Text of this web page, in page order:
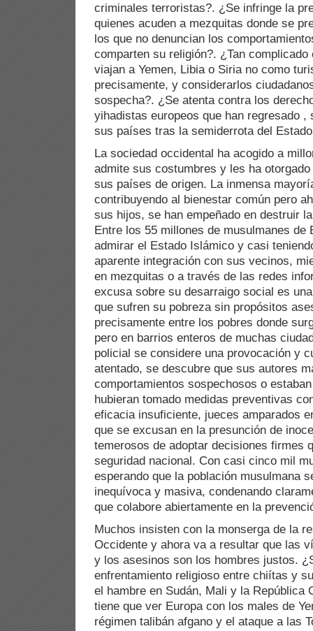
criminales terroristas?. ¿Se infringe la
quienes acuden a mezquitas donde se
los que no denuncian los
comparten su religión?. ¿Tan
viajan a Yemen, Libia o Siria no como
precisamente, y considerarlos
sospecha?. ¿Se atenta contra los
yihadistas europeos que han regresado
sus países tras la semiderrota del
La sociedad occidental ha acogido a
admite sus costumbres y les ha
sus países de origen. La inmensa
contribuyendo al bienestar común pero
sus hijos, se han empeñado en destruir
Entre los 55 millones de musulmanes de
admirar el Estado Islámico y casi
aparente integración con sus vecinos,
en mezquitas o a través de las redes
excusa sobre su desarraigo social es
que sufren su pobreza sin propósitos
precisamente entre los pobres donde
pero en barrios enteros de muchas
policial se considere una provocación y
atentado, se descubre que sus autores
comportamientos sospechosos o
hubieran tomado medidas preventivas
eficacia insuficiente, jueces amparados
que se excusan en la presunción de
temerosos de adoptar decisiones firmes
seguridad nacional. Con casi cinco mil
esperando que la población musulmana
inequívoca y masiva, condenando
que colabore abiertamente en la
Muchos insisten con la monserga de la
Occidente y ahora va a resultar que las
y los asesinos son los hombres justos.
enfrentamiento religioso entre chiítas y
el hambre en Sudán, Mali y la República
tiene que ver Europa con los males de
régimen talibán afgano y el ataque a las